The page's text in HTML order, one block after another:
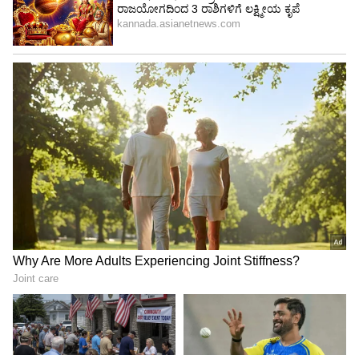
ಕರ್ನಾಟಕ, ಭಾರತ (India News) ಮತ್ತು ಜಗತ್ತಿನ
ಕ್ಷಣಕ್ಷಣದ ಕನ್ನಡ ಸುದ್ದಿ (
Kannada News )
ಅಪ್ಡೇಟ್‌ಗಳಿಗಾಗಿ ಏಷ್ಯಾನೆಟ್ ಸುವರ್ಣ ನ್ಯೂಸ್‌ ಫಾಲೋ
ಮಾಡಿ. ಬ್ರೇಕಿಂಗ್ ಸುದ್ದಿ (Latest Kannada News),
ವಿಶೇಷ ವರದಿಗಳು ಮತ್ತು ನೇರ ಪ್ರಸಾರಗಳೊಂದಿಗೆ
kannada news live) ಸಂಪೂರ್ಣ ಮಾಹಿತಿ ಒಂದೇ
ಕ್ಲಿಕ್‌ನಲ್ಲಿ ಲಭ್ಯ. ಏಷ್ಯಾನೆಟ್ ಸುವರ್ಣ ನ್ಯೂಸ್ ಅಧಿಕೃತ
ಆ್ಯಪ್ ಡೌನ್‌ಲೋಡ್ ಮಾಡಿ ಹಾಗು ಎಲ್ಲಾ ಅಪ್‌ಡೇಟ್
ಗಳನ್ನು ಪಡೆಯಿರಿ
ABOUT THE AUTHOR